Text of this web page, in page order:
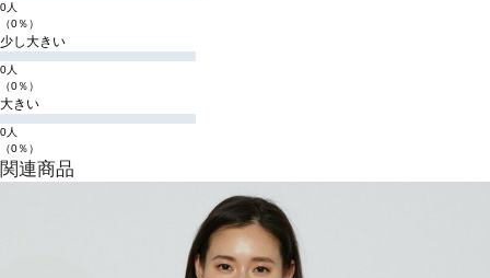
0人
（0％）
少し大きい
0人
（0％）
大きい
0人
（0％）
関連商品